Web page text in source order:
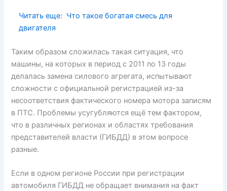
Читать еще: Что такое богатая смесь для
двигателя
Таким образом сложилась такая ситуация, что
машины, на которых в период с 2011 по 13 годы
делалась замена силового агрегата, испытывают
сложности с официальной регистрацией из-за
несоответствия фактического номера мотора записям
в ПТС. Проблемы усугубляются ещё тем фактором,
что в различных регионах и областях требования
представителей власти (ГИБДД) в этом вопросе
разные.
Если в одном регионе России при регистрации
автомобиля ГИБДД не обращает внимания на факт